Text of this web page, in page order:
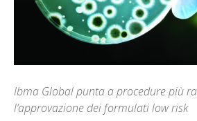
Ibma Global punta a procedure più
l’approvazione dei formulati low risk